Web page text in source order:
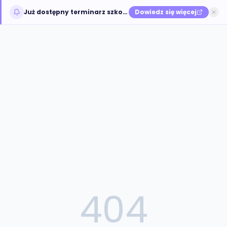
Już dostępny terminarz szkoleń na jesień 2026 Dowiedz się więcej
404